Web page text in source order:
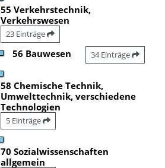
55 Verkehrstechnik,
Verkehrswesen
23 Einträge
56 Bauwesen 34 Einträge
58 Chemische Technik,
Umwelttechnik, verschiedene
Technologien
5 Einträge
70 Sozialwissenschaften
allgemein